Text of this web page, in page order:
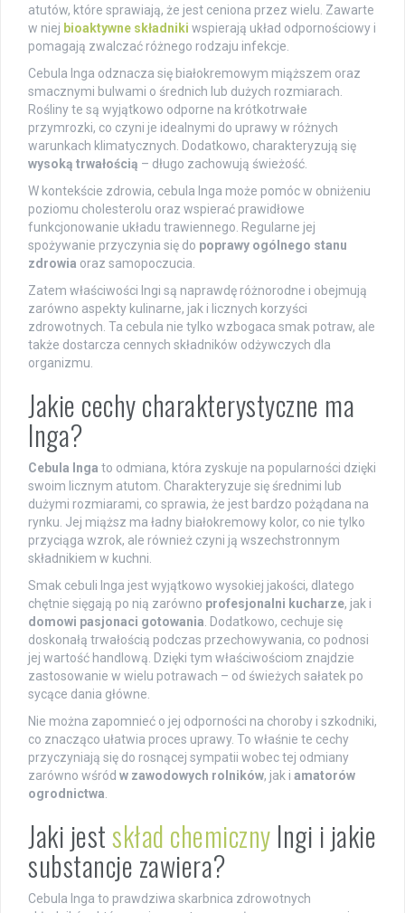
atutów, które sprawiają, że jest ceniona przez wielu. Zawarte
w niej bioaktywne składniki wspierają układ odpornościowy i
pomagają zwalczać różnego rodzaju infekcje.
Cebula Inga odznacza się białokremowym miąższem oraz
smacznymi bulwami o średnich lub dużych rozmiarach.
Rośliny te są wyjątkowo odporne na krótkotrwałe
przymrozki, co czyni je idealnymi do uprawy w różnych
warunkach klimatycznych. Dodatkowo, charakteryzują się
wysoką trwałością – długo zachowują świeżość.
W kontekście zdrowia, cebula Inga może pomóc w obniżeniu
poziomu cholesterolu oraz wspierać prawidłowe
funkcjonowanie układu trawiennego. Regularne jej
spożywanie przyczynia się do poprawy ogólnego stanu
zdrowia oraz samopoczucia.
Zatem właściwości Ingi są naprawdę różnorodne i obejmują
zarówno aspekty kulinarne, jak i licznych korzyści
zdrowotnych. Ta cebula nie tylko wzbogaca smak potraw, ale
także dostarcza cennych składników odżywczych dla
organizmu.
Jakie cechy charakterystyczne ma
Inga?
Cebula Inga to odmiana, która zyskuje na popularności dzięki
swoim licznym atutom. Charakteryzuje się średnimi lub
dużymi rozmiarami, co sprawia, że jest bardzo pożądana na
rynku. Jej miąższ ma ładny białokremowy kolor, co nie tylko
przyciąga wzrok, ale również czyni ją wszechstronnym
składnikiem w kuchni.
Smak cebuli Inga jest wyjątkowo wysokiej jakości, dlatego
chętnie sięgają po nią zarówno profesjonalni kucharze, jak i
domowi pasjonaci gotowania . Dodatkowo, cechuje się
doskonałą trwałością podczas przechowywania, co podnosi
jej wartość handlową. Dzięki tym właściwościom znajdzie
zastosowanie w wielu potrawach – od świeżych sałatek po
sycące dania główne.
Nie można zapomnieć o jej odporności na choroby i szkodniki,
co znacząco ułatwia proces uprawy. To właśnie te cechy
przyczyniają się do rosnącej sympatii wobec tej odmiany
zarówno wśród w zawodowych rolników, jak i amatorów
ogrodnictwa
Jaki jestskład chemiczny Ingi i jakie
substancje zawiera?
Cebula Inga to prawdziwa skarbnica zdrowotnych